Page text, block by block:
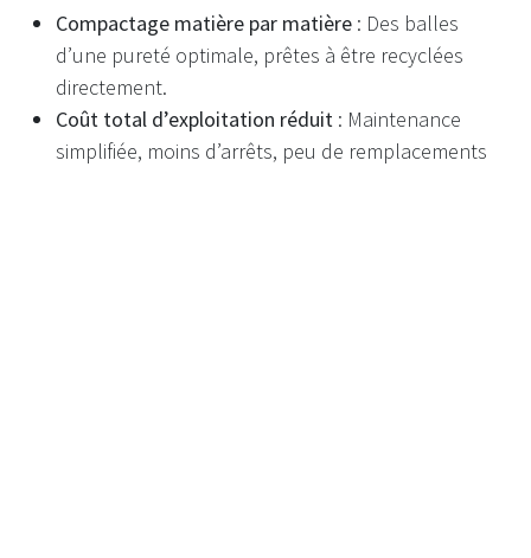
Compactage matière par matière : Des balles
d’une pureté optimale, prêtes à être recyclées
directement.
Coût total d’exploitation réduit : Maintenance
simplifiée, moins d’arrêts, peu de remplacements